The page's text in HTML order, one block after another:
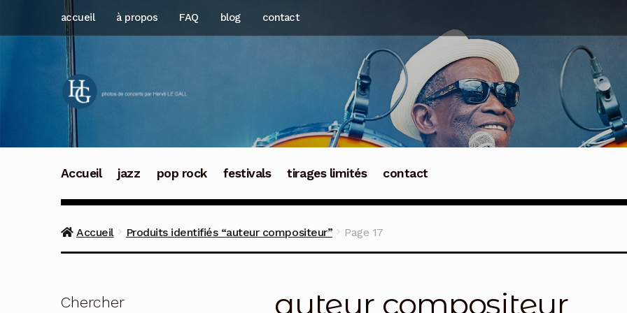
Aller
la
navigation
Aller
au
contenu
accueil à propos FAQ blog contact
Accueil jazz pop rock festivals tirages limités contact
Accueil Produits identifiés “auteur compositeur” Page 17
auteur compositeur
Chercher